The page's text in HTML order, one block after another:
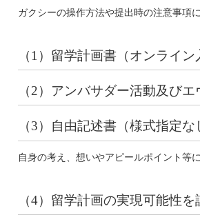
ガクシーの操作方法や提出時の注意事項
（1）留学計画書（オンライン
（2）アンバサダー活動及び
（3）自由記述書（様式指定な
自身の考え、想いやアピールポイント等
（4）留学計画の実現可能性